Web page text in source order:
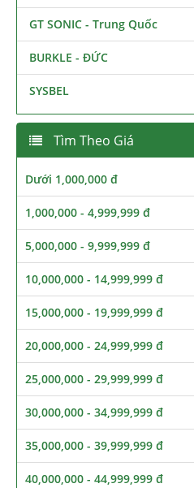
GT SONIC - Trung Quốc
BURKLE - ĐỨC
SYSBEL
Tìm Theo Giá
Dưới 1,000,000 đ
1,000,000 - 4,999,999 đ
5,000,000 - 9,999,999 đ
10,000,000 - 14,999,999 đ
15,000,000 - 19,999,999 đ
20,000,000 - 24,999,999 đ
25,000,000 - 29,999,999 đ
30,000,000 - 34,999,999 đ
35,000,000 - 39,999,999 đ
40,000,000 - 44,999,999 đ